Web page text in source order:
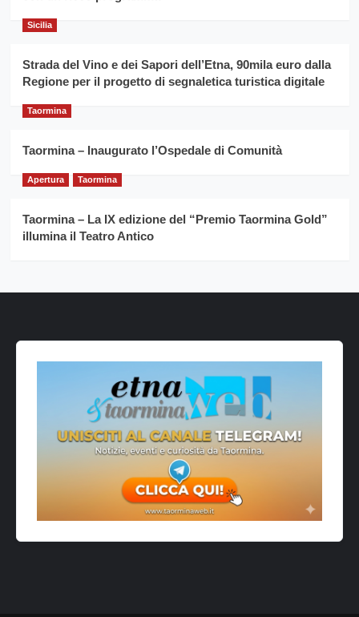
Sicilia
Strada del Vino e dei Sapori dell’Etna, 90mila euro dalla
Regione per il progetto di segnaletica turistica digitale
Taormina
Taormina – Inaugurato l’Ospedale di Comunità
Apertura Taormina
Taormina – La IX edizione del “Premio Taormina Gold”
illumina il Teatro Antico